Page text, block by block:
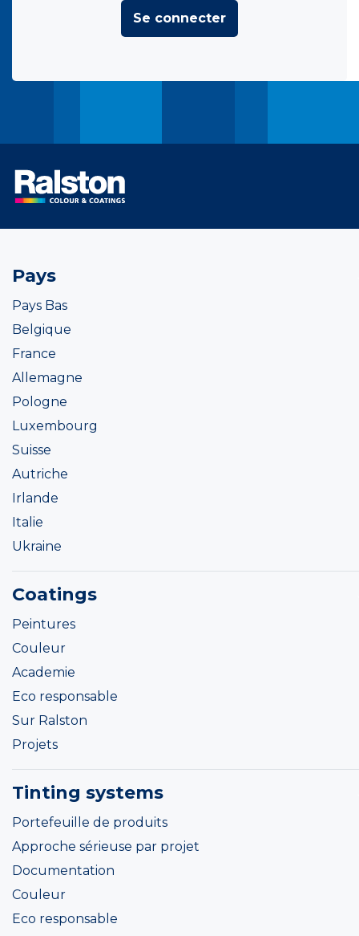
Se connecter
Pays
Pays Bas
Belgique
France
Allemagne
Pologne
Luxembourg
Suisse
Autriche
Irlande
Italie
Ukraine
Coatings
Peintures
Couleur
Academie
Eco responsable
Sur Ralston
Projets
Tinting systems
Portefeuille de produits
Approche sérieuse par projet
Documentation
Couleur
Eco responsable